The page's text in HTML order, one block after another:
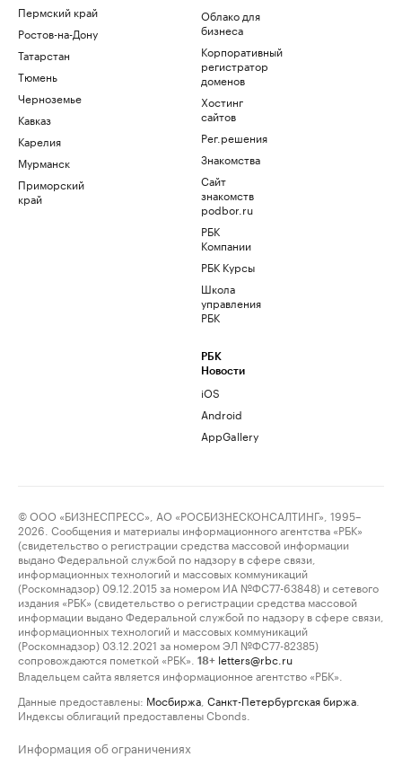
Пермский край
Ростов-на-Дону
Татарстан
Тюмень
Черноземье
Кавказ
Карелия
Мурманск
Приморский
край
Облако для
бизнеса
Корпоративный
регистратор
доменов
Хостинг
сайтов
Рег.решения
Знакомства
Сайт
знакомств
podbor.ru
РБК
Компании
РБК Курсы
Школа
управления
РБК
РБК
Новости
iOS
Android
AppGallery
© ООО «БИЗНЕСПРЕСС», АО «РОСБИЗНЕСКОНСАЛТИНГ», 1995–
2026. Сообщения и материалы информационного агентства «РБК»
(свидетельство о регистрации средства массовой информации
выдано Федеральной службой по надзору в сфере связи,
информационных технологий и массовых коммуникаций
(Роскомнадзор) 09.12.2015 за номером ИА №ФС77-63848) и сетевого
издания «РБК» (свидетельство о регистрации средства массовой
информации выдано Федеральной службой по надзору в сфере связи,
информационных технологий и массовых коммуникаций
(Роскомнадзор) 03.12.2021 за номером ЭЛ №ФС77-82385)
сопровождаются пометкой «РБК».
18+ letters@rbc.ru
Владельцем сайта является информационное агентство «РБК».
Данные предоставлены: Мосбиржа Санкт-Петербургская биржа
Индексы облигаций предоставлены Cbonds.
Информация об ограничениях